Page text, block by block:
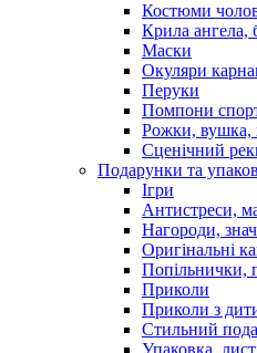
Костюми
Крила ангела,
Маски
Окуляри
Перуки
Помпони
Рожки, вушка,
Сценічний
Подарунки та
Ігри
Антистреси,
Нагороди,
Оригінальні
Попільнички,
Приколи
Приколи з
Стильний
Упаковка,